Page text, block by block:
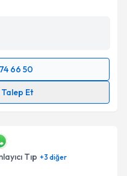
66 50
Et
ile bilgilendireceğiz.
Tıp +3 diğer